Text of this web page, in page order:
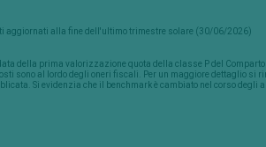
aggiornati alla fine dell'ultimo trimestre solare (30/06/2026)
della prima valorizzazione quota della classe P del
sono al lordo degli oneri fiscali. Per un maggiore dettaglio si
Si evidenzia che il benchmark è cambiato nel corso degli